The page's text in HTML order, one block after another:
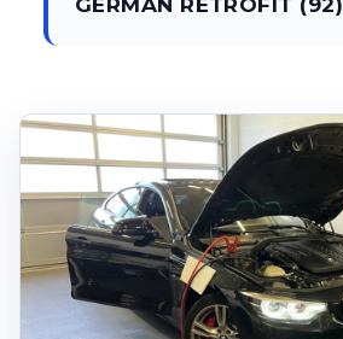
GERMAN RETROFIT (92)